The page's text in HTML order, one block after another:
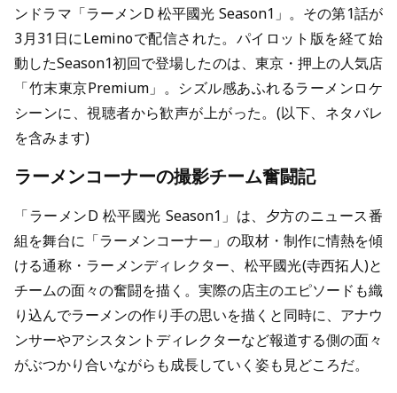
ンドラマ「ラーメンD 松平國光 Season1」。その第1話が
3月31日にLeminoで配信された。パイロット版を経て始
動したSeason1初回で登場したのは、東京・押上の人気店
「竹末東京Premium」。シズル感あふれるラーメンロケ
シーンに、視聴者から歓声が上がった。(以下、ネタバレ
を含みます)
ラーメンコーナーの撮影チーム奮闘記
「ラーメンD 松平國光 Season1」は、夕方のニュース番
組を舞台に「ラーメンコーナー」の取材・制作に情熱を傾
ける通称・ラーメンディレクター、松平國光(寺西拓人)と
チームの面々の奮闘を描く。実際の店主のエピソードも織
り込んでラーメンの作り手の思いを描くと同時に、アナウ
ンサーやアシスタントディレクターなど報道する側の面々
がぶつかり合いながらも成長していく姿も見どころだ。